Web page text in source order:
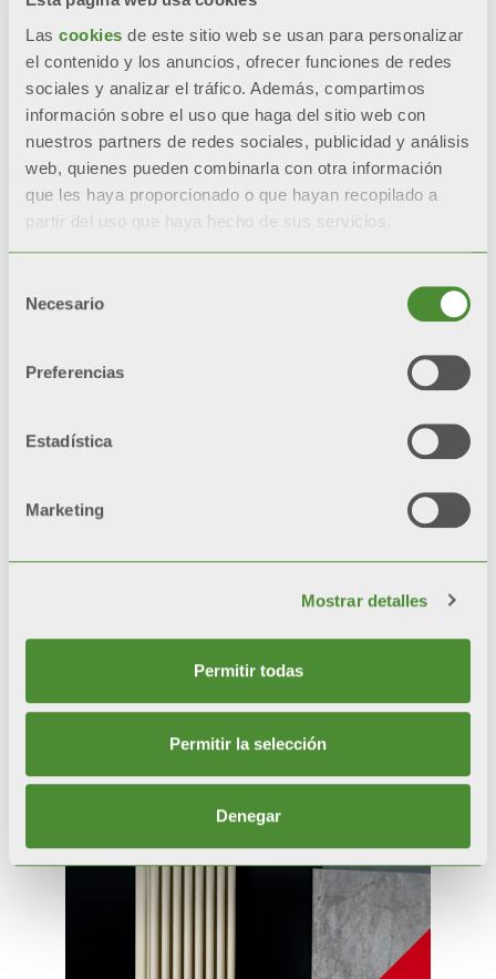
Las cookies de este sitio web se usan para personalizar
el contenido y los anuncios, ofrecer funciones de redes
sociales y analizar el tráfico. Además, compartimos
información sobre el uso que haga del sitio web con
nuestros partners de redes sociales, publicidad y análisis
web, quienes pueden combinarla con otra información
que les haya proporcionado o que hayan recopilado a
partir del uso que haya hecho de sus servicios.
Necesario
Preferencias
Estadística
Marketing
Mostrar detalles
Permitir todas
Permitir la selección
Denegar
radiadores con una sola
capa de pintura.
*test de referencia: niebla
salina y cámaras de
humedad
Productos
relacionados